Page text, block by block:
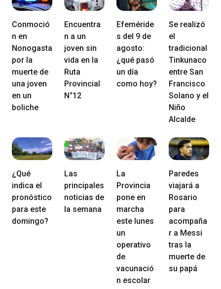
Conmoció
n en
Nonogasta
por la
muerte de
una joven
en un
boliche
Encuentra
n a un
joven sin
vida en la
Ruta
Provincial
N°12
Efeméride
s del 9 de
agosto:
¿qué pasó
un día
como hoy?
Se realizó
el
tradicional
Tinkunaco
entre San
Francisco
Solano y el
Niño
Alcalde
¿Qué
indica el
pronóstico
para este
domingo?
Las
principales
noticias de
la semana
La
Provincia
pone en
marcha
este lunes
un
operativo
de
vacunació
n escolar
Paredes
viajará a
Rosario
para
acompaña
r a Messi
tras la
muerte de
su papá